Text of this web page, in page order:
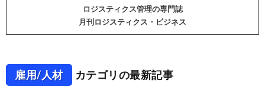
ロジスティクス管理の専門誌
月刊ロジスティクス・ビジネス
雇用/人材 カテゴリの最新記事